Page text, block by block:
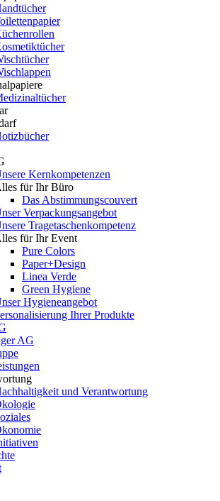
Kernkompetenzen
für Ihr Büro
Das Abstimmungscouvert
Verpackungsangebot
Tragetaschenkompetenz
für Ihr Event
Pure Colors
Paper+Design
Linea Verde
Green Hygiene
Hygieneangebot
Ihrer Produkte
AG
und Verantwortung